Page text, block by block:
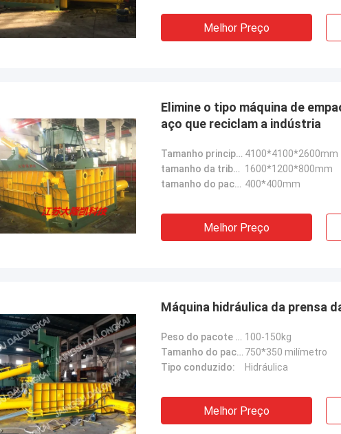
Melhor Preço
Elimine o tipo máquina de
aço que reciclam a indústria
Tamanho principal da máquina: 4100*4100*2600mm
tamanho da tribuna de imprensa: 1600*1200*800mm
tamanho do pacote: 400*400mm
Melhor Preço
Máquina hidráulica da prensa
Peso do pacote (quilogramas): 100-150kg
Tamanho do pacote (W*H): 750*350 milímetro
Tipo conduzido:
Hidráulica
Melhor Preço